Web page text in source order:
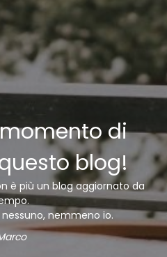
di
blog!
è più un blog aggiornato da
nemmeno io.